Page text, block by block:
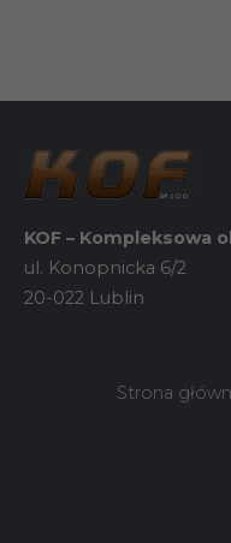
KOF – Kompleksowa
ul. Konopnicka 6/2
20-022 Lublin
Strona